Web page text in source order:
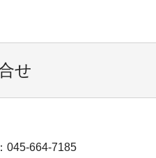
せ
045-664-7185